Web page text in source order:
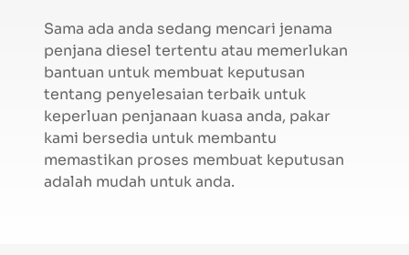
Sama ada anda sedang mencari jenama
penjana diesel tertentu atau memerlukan
bantuan untuk membuat keputusan
tentang penyelesaian terbaik untuk
keperluan penjanaan kuasa anda, pakar
kami bersedia untuk membantu
memastikan proses membuat keputusan
adalah mudah untuk anda.